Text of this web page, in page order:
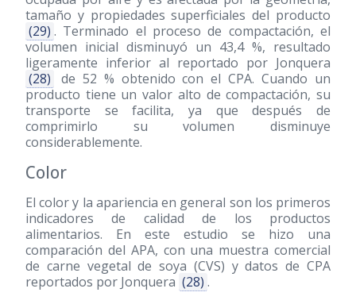
tamaño y propiedades superficiales del producto
(29) . Terminado el proceso de compactación, el
volumen inicial disminuyó un 43,4 %, resultado
ligeramente inferior al reportado por Jonquera
(28)
de 52 % obtenido con el CPA. Cuando un
producto tiene un valor alto de compactación, su
transporte se facilita, ya que después de
comprimirlo su volumen disminuye
considerablemente.
Color
El color y la apariencia en general son los primeros
indicadores de calidad de los productos
alimentarios. En este estudio se hizo una
comparación del APA, con una muestra comercial
de carne vegetal de soya (CVS) y datos de CPA
reportados por Jonquera (28) .